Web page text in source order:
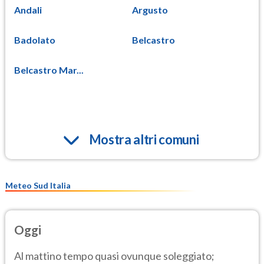
Andali Argusto
Badolato Belcastro
Belcastro Mar...
Mostra altri comuni
Meteo Sud Italia
Oggi
Al mattino tempo quasi ovunque soleggiato;